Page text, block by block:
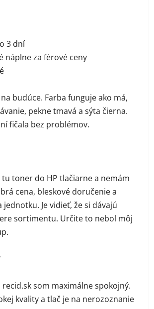
3 dní
náplne za férové ceny
budúce. Farba funguje ako má,
pekne tmavá a sýta čierna.
fičala bez problémov.
je 5 z 5 hviezdičiek.
tu toner do HP tlačiarne a nemám
cena, bleskové doručenie a
jednotku. Je vidieť, že si dávajú
sortimentu. Určite to nebol môj
je 5 z 5 hviezdičiek.
som maximálne spokojný.
kvality a tlač je na nerozoznanie